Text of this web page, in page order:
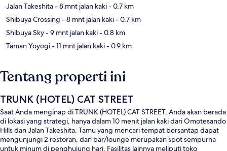
Jalan Takeshita- 8 mnt jalan kaki- 0.7 km
Shibuya Crossing - 8 mnt jalan kaki- 0.7 km
Shibuya Sky- 9 mnt jalan kaki- 0.8 km
Taman Yoyogi- 11 mnt jalan kaki- 0.9 km
Tentang properti ini
TRUNK (HOTEL) CAT STREET
Saat Anda menginap di TRUNK (HOTEL) CAT STREET, Anda akan berada
di lokasi yang strategi, hanya dalam 10 menit jalan kaki dari Omotesando
Hills dan Jalan Takeshita. Tamu yang mencari tempat bersantap dapat
mengunjungi 2 restoran, dan bar/lounge merupakan spot sempurna
untuk minum di penghujung hari. Fasilitas lainnya meliputi toko